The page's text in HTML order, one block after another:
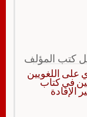
كتب المؤلف
على اللغويين
في كتاب
الإفادة